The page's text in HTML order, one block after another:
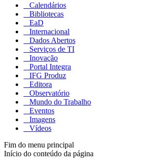
Calendários
Bibliotecas
EaD
Internacional
Dados Abertos
Serviços de TI
Inovação
Portal Integra
IFG Produz
Editora
Observatório
Mundo do Trabalho
Eventos
Imagens
Vídeos
Fim do menu principal
Início do conteúdo da página